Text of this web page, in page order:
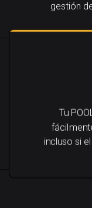
gestión
Tu
incluso si